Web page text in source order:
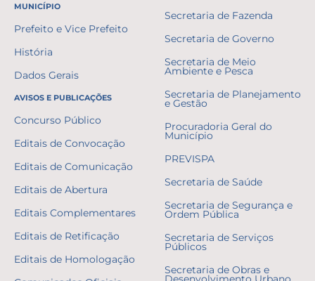
MUNICÍPIO
Prefeito e Vice Prefeito
História
Dados Gerais
AVISOS E PUBLICAÇÕES
Concurso Público
Editais de Convocação
Editais de Comunicação
Editais de Abertura
Editais Complementares
Editais de Retificação
Editais de Homologação
Secretaria de Fazenda
Secretaria de Governo
Secretaria de Meio
Ambiente e Pesca
Secretaria de Planejamento
e Gestão
Procuradoria Geral do
Município
PREVISPA
Secretaria de Saúde
Secretaria de Segurança e
Ordem Pública
Secretaria de Serviços
Públicos
Secretaria de Obras e
Desenvolvimento Urbano